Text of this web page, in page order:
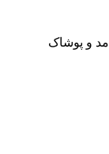
مد و پوشاک